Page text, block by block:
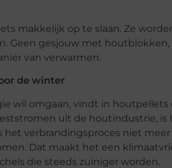
makkelijk op te slaan. Ze
Geen gesjouw met
van verwarmen.
de winter
wil omgaan, vindt in houtpellets
uit de houtindustrie, is
het verbrandingsproces niet
Dat maakt het een
die steeds zuiniger worden.